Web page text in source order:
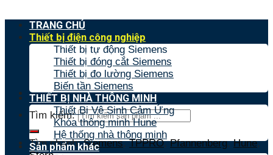
Tìm kiếm:
Tìm nhanh:Siemens,TPPRO,Pfannenberg,Hune,
TRANG CHỦ
Thiết bị điện công nghiệp
Thiết bị tự động Siemens
Thiết bị đóng cắt Siemens
Thiết bị đo lường Siemens
Biến tần Siemens
THIẾT BỊ NHÀ THÔNG MINH
Thiết Bị Vệ Sinh Cảm Ứng
Khóa thông minh Hune
Hệ thống nhà thông minh
Sản phẩm khác